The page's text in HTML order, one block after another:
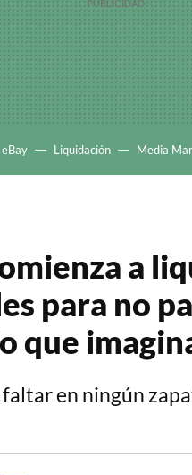
eBay Liquidación Media
a
para no
que
en ningún